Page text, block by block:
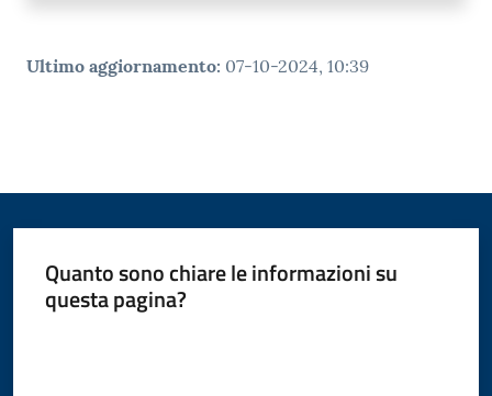
R
Seguici
Ultimo aggiornamento: 07-10-2024, 10:39
Quanto sono chiare le informazioni su
questa pagina?